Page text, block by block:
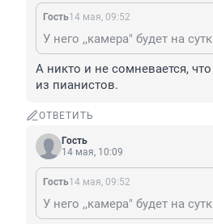
Гость14 мая, 09:52
А никто и не сомневается,
из пианистов.
ОТВЕТИТЬ
Гость
14 мая, 10:09
Гость14 мая, 09:52